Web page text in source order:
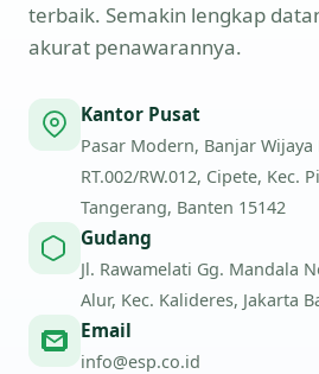
terbaik. Semakin lengkap
akurat penawarannya.
Kantor Pusat
Pasar Modern, Banjar Wijaya
RT.002/RW.012, Cipete, Kec.
Tangerang, Banten 15142
Gudang
Jl. Rawamelati Gg. Mandala
Alur, Kec. Kalideres, Jakarta
Email
info@esp.co.id